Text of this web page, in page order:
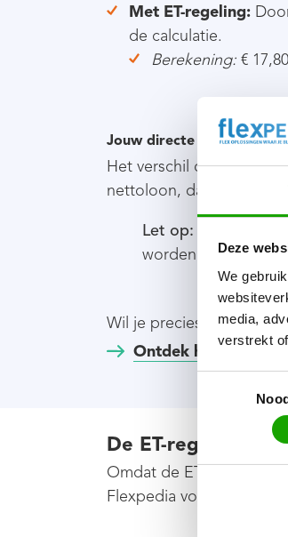
Deze
We
media,
verstrekt
Met ET-regeling:
de calculatie.
Berekening: €
Jouw directe besparing
Het verschil onderaan
nettoloon, dalen jouw
Let op: Dit zijn
worden uitgeruild.
Wil je precies weten
Ontdek hoe de
De ET-regeling en
Omdat de ET-regeling
Flexpedia volgens de